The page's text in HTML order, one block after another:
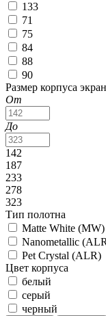
133
71
75
84
88
90
Размер корпуса
От
До
142
187
233
278
323
Тип полотна
Matte White (MW)
Nanometallic
Pet Crystal (ALR)
Цвет корпуса
белый
серый
черный